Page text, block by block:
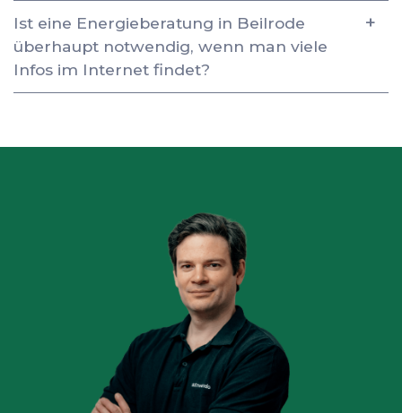
Ist eine Energieberatung in Beilrode
überhaupt notwendig, wenn man viele
Infos im Internet findet?